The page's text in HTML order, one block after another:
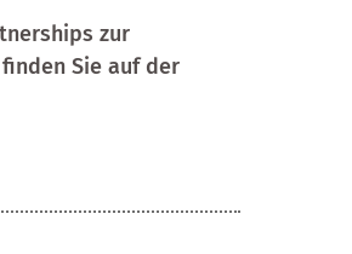
zur
Sie auf der